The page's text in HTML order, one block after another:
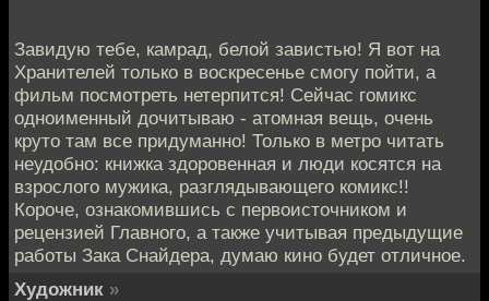
Завидую тебе, камрад, белой завистью! Я вот на
Хранителей только в воскресенье смогу пойти, а
фильм посмотреть нетерпится! Сейчас гомикс
одноименный дочитываю - атомная вещь, очень
круто там все придуманно! Только в метро читать
неудобно: книжка здоровенная и люди косятся на
взрослого мужика, разглядывающего комикс!!
Короче, ознакомившись с первоисточником и
рецензией Главного, а также учитывая предыдущие
работы Зака Снайдера, думаю кино будет отличное.
Художник »